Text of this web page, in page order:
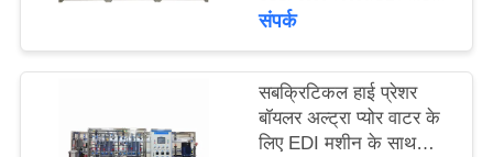
संपर्क
सबक्रिटिकल हाई प्रेशर
बॉयलर अल्ट्रा प्योर वाटर के
लिए EDI मशीन के साथ